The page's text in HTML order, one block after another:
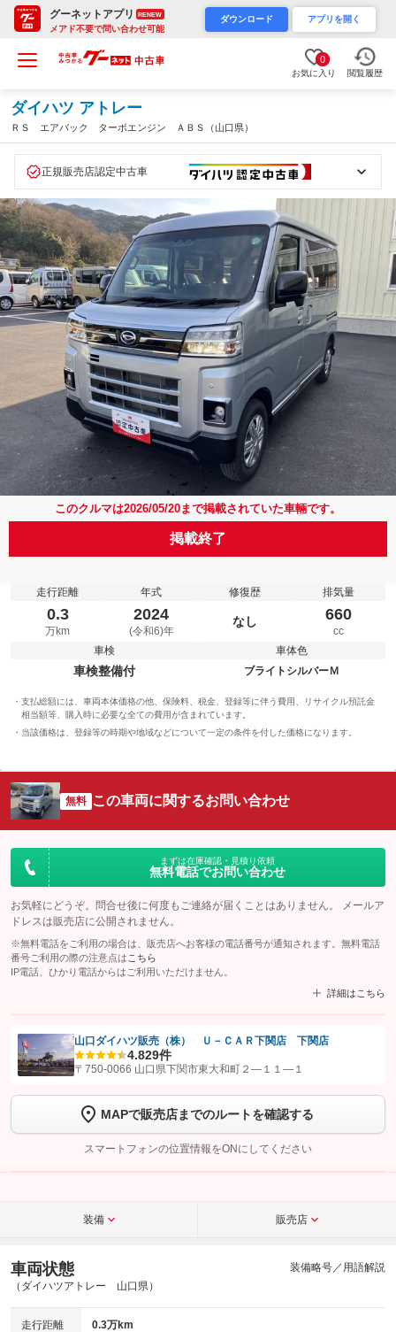
グーネットアプリ RENEW
メアド不要で問い合わせ可能
ダウンロード アプリを開く
0
お気に入り 閲覧履歴
ダイハツ アトレー
ＲＳ エアバック ターボエンジン ＡＢＳ（山口県）
正規販売店認定中古車
このクルマは2026/05/20まで掲載されていた車輛です。
掲載終了
走行距離
0.3
万km
年式
2024
(令和6)年
修復歴
なし
排気量
660
cc
車検
車検整備付
車体色
ブライトシルバーＭ
支払総額には、車両本体価格の他、保険料、税金、登録等に伴う費用、リサイクル預託金
相当額等、購入時に必要な全ての費用が含まれています。
当該価格は、登録等の時期や地域などについて一定の条件を付した価格になります。
無料 この車両に関するお問い合わせ
まずは在庫確認・見積り依頼
無料電話でお問い合わせ
お気軽にどうぞ。問合せ後に何度もご連絡が届くことはありません。 メールア
ドレスは販売店に公開されません。
※無料電話をご利用の場合は、販売店へお客様の電話番号が通知されます。無料電話
番号ご利用の際の注意点は こちら
IP電話、ひかり電話からはご利用いただけません。
詳細はこちら
【STEP1】認証画面でグーネットを友だち追加してから「許可する」ボタンを押
トーク画面で
ボタンをタップして問い合わせを
完了してください。
こちら
山口ダイハツ販売（株） Ｕ－ＣＡＲ下関店 下関店
4.829件
〒750-0066 山口県下関市東大和町２―１１―１
MAPで販売店までのルートを確認する
スマートフォンの位置情報をONにしてください
装備 販売店
車両状態
（ダイハツアトレー 山口県）
装備略号／用語解説
走行距離 0.3万km